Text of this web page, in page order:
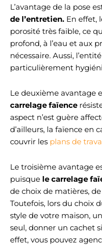
L’avantage de la pose
de l’entretien. En effet,
porosité très faible, ce
profond, à l’eau et aux
nécessaire. Aussi,
particulièrement
Le deuxième avantage
carrelage faïence
aspect n’est guère
d’ailleurs, la faïence en
couvrir les plans de
Le troisième avantage
puisque le carrelage
de choix de matières,
Toutefois, lors du choix
style de votre maison,
seul, donner un cachet
effet, vous pouvez